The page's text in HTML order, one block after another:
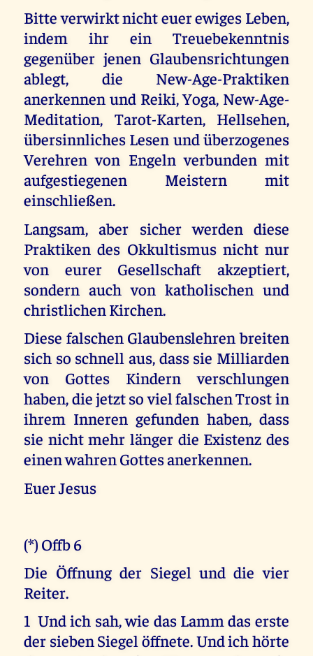
Bitte verwirkt nicht euer ewiges Leben,
indem ihr ein Treuebekenntnis
gegenüber jenen Glaubensrichtungen
ablegt, die New-Age-Praktiken
anerkennen und Reiki, Yoga, New-Age-
Meditation, Tarot-Karten, Hellsehen,
übersinnliches Lesen und überzogenes
Verehren von Engeln verbunden mit
aufgestiegenen Meistern mit
einschließen.
Langsam, aber sicher werden diese
Praktiken des Okkultismus nicht nur
von eurer Gesellschaft akzeptiert,
sondern auch von katholischen und
christlichen Kirchen.
Diese falschen Glaubenslehren breiten
sich so schnell aus, dass sie Milliarden
von Gottes Kindern verschlungen
haben, die jetzt so viel falschen Trost in
ihrem Inneren gefunden haben, dass
sie nicht mehr länger die Existenz des
einen wahren Gottes anerkennen.
Euer Jesus
(*) Offb 6
Die Öffnung der Siegel und die vier
Reiter.
1 Und ich sah, wie das Lamm das erste
der sieben Siegel öffnete. Und ich hörte